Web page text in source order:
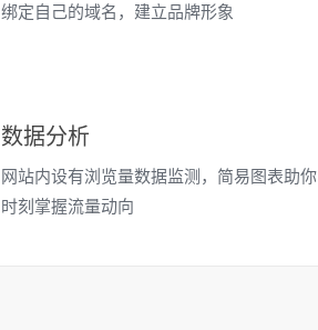
绑定自己的域名，建立品牌形象
数据分析
网站内设有浏览量数据监测，简易图表助你
时刻掌握流量动向